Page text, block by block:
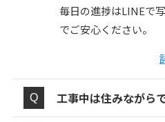
毎日の進捗はLINEで
でご安心ください。
工事中は住みながら